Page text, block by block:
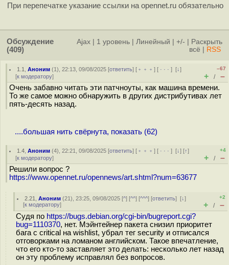
При перепечатке указание ссылки на opennet.ru обязательно
Обсуждение
(409)
Ajax 1 уровень Линейный +/-
Раскрыть
всё
RSS
1.1 ,Аноним (1), 22:13, 09/08/2025 [ответить] [ ﹢﹢﹢] [ · · ·][↓]
[к модератору]
–67
+ / –
Очень забавно читать эти патчноуты, как машина времени.
То же самое можно обнаружить в других дистрибутивах лет
пять-десять назад.
....большая нить свёрнута, показать (62)
1.4 ,Аноним (4), 22:21, 09/08/2025 [ответить] [ ﹢﹢﹢] [ · · ·][↓] [↑]
[к модератору]
+4
+ / –
Решили вопрос ?
https://www.opennet.ru/opennews/art.shtml?num=63677
2.21 ,Аноним (21), 23:25, 09/08/2025 [^] [^^] [^^^] [ответить][↓]
[к модератору]
+2
+ / –
Судя по https://bugs.debian.org/cgi-bin/bugreport.cgi?
bug=1110370, нет. Мэйнтейнер пакета снизил приоритет
бага с critical на wishlist, убрал тег security и отписался
отговорками на ломаном английском. Такое впечатление,
что его кто-то заставляет это делать: несколько лет назад
он эту проблему исправлял без вопросов.